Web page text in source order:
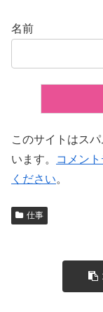
名前
このサイトはス
います。
コメン
ください。
仕事